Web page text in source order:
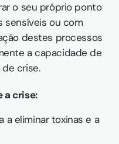
o seu próprio ponto
sensíveis ou com
destes processos
a capacidade de
crise.
a crise:
a eliminar toxinas e a